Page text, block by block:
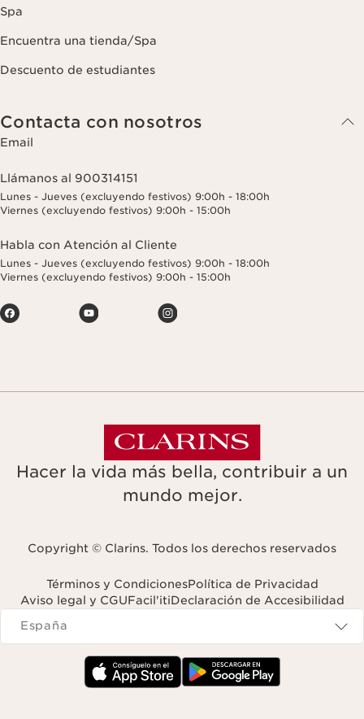
Spa
Encuentra una tienda/Spa
Descuento de estudiantes
Contacta con nosotros
Email
Llámanos al 900314151
Lunes - Jueves (excluyendo festivos) 9:00h - 18:00h
Viernes (excluyendo festivos) 9:00h - 15:00h
Habla con Atención al Cliente
Lunes - Jueves (excluyendo festivos) 9:00h - 18:00h
Viernes (excluyendo festivos) 9:00h - 15:00h
Hacer la vida más bella, contribuir a un
mundo mejor.
Copyright © Clarins. Todos los derechos reservados
Términos y CondicionesPolítica de Privacidad
Aviso legal y CGUFacil'itiDeclaración de Accesibilidad
Navigates to
España